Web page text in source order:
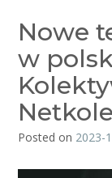
Nowe
w
Posted on 2023-